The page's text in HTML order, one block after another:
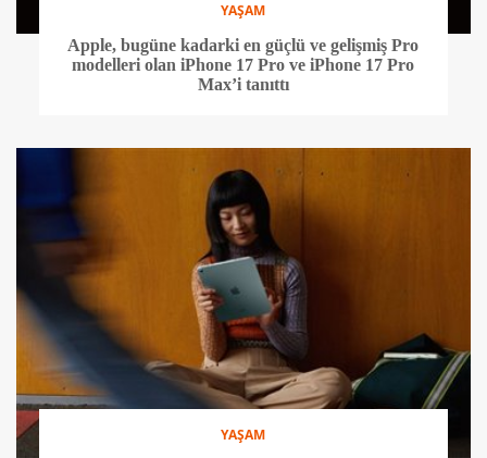
YAŞAM
Apple, bugüne kadarki en güçlü ve gelişmiş Pro
modelleri olan iPhone 17 Pro ve iPhone 17 Pro
Max’i tanıttı
YAŞAM